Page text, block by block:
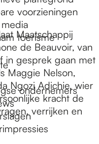
voorzieningen
toerisme
ondernemers
Maatschappij
de Beauvoir, van
in gesprek gaan met
Maggie Nelson,
Ngozi Adichie, wier
kracht de
verrijken en